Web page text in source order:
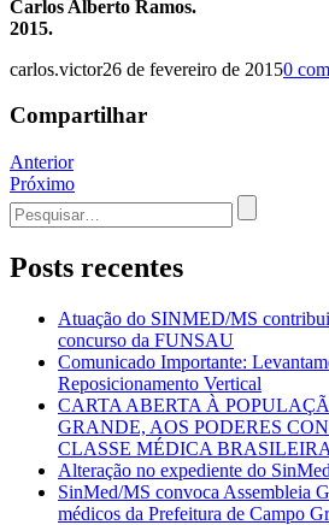
Carlos Alberto Ramos.
2015.
carlos.victor26 de fevereiro de 20150
Compartilhar
Navegação
de
Post
Anterior
Próximo
Procurar
por:
Posts recentes
Atuação do SINMED/MS
concurso da FUNSAU
Comunicado Importante:
Reposicionamento Vertical
CARTA ABERTA À
GRANDE, AOS PODERES
CLASSE MÉDICA BRASILEIRA
Alteração no expediente do
SinMed/MS convoca Assembleia
médicos da Prefeitura de Campo